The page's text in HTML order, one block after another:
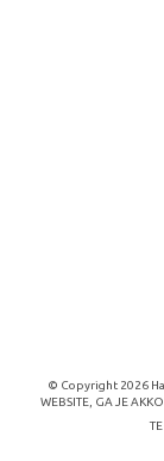
© Copyright 2026
WEBSITE, GA JE